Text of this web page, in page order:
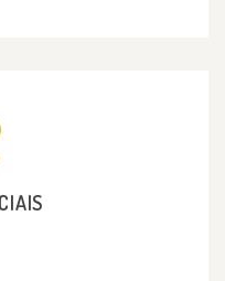
JM ; Toledo SF .
of pregnant women
2018. (Apresentação